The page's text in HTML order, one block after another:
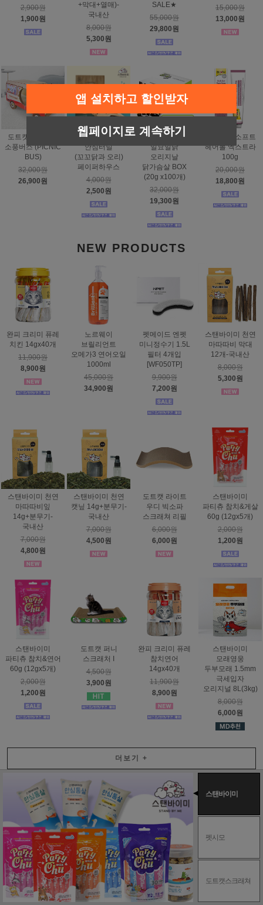
2,900원
1,900원
+막대+열매)-
국내산
8,000원
5,300원
SALE★
55,000원
29,800원
15,000원
13,000원
도트캣 스크래처
소풍버스 (PICNIC
BUS)
32,000원
26,900원
스탠바이미
안심터널
(꼬꼬닭과 오리)
페이퍼하우스
4,000원
2,500원
태비토퍼
일묘일닭
오리지날
닭가슴살 BOX
(20g x100개)
32,000원
19,300원
짐펫 몰트소프트
헤어볼 엑스트라
100g
20,000원
18,800원
NEW PRODUCTS
완피 크리미 퓨레
치킨 14gx40개
11,900원
8,900원
노르웨이
브릴리언트
오메가3 연어오일
1000ml
45,000원
34,900원
펫메이드 엔펫
미니정수기 1.5L
필터 4개입
[WF050TP]
9,900원
7,200원
스탠바이미 천연
마따따비 막대
12개-국내산
8,000원
5,300원
스탠바이미 천연
마따따비잎
14g+분무기-
국내산
7,000원
4,800원
스탠바이미 천연
캣닢 14g+분무기-
국내산
7,000원
4,500원
도트캣 라이트
우디 빅소파
스크래쳐 리필
6,000원
6,000원
스탠바이미
파티츄 참치&게살
60g (12gx5개)
2,000원
1,200원
스탠바이미
파티츄 참치&연어
60g (12gx5개)
2,000원
1,200원
도트캣 퍼니
스크래처 I
4,500원
3,900원
완피 크리미 퓨레
참치연어
14gx40개
11,900원
8,900원
스탠바이미
모래영웅
두부모래 1.5mm
극세입자
오리지널 8L(3kg)
8,000원
6,000원
더보기 +
스탠바이미
펫시모
도트캣스크래쳐
앱 설치하고 할인받자
웹페이지로 계속하기